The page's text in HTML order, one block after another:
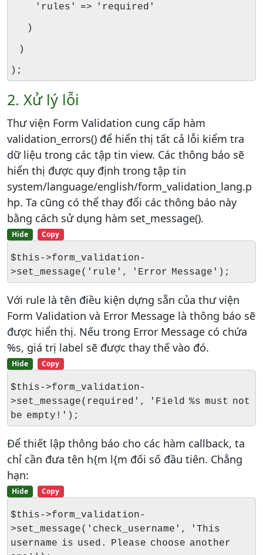
'rules' => 'required'
)
)
);
2. Xử lý lỗi
Thư viện Form Validation cung cấp hàm
validation_errors() để hiển thị tất cả lỗi kiểm tra
dữ liệu trong các tập tin view. Các thông báo sẽ
hiển thị được quy định trong tập tin
system/language/english/form_validation_lang.p
hp. Ta cũng có thể thay đổi các thông báo này
bằng cách sử dụng hàm set_message().
Hide Copy
$this->form_validation-
>set_message('rule', 'Error Message');
Với rule là tên điều kiện dựng sẵn của thư viện
Form Validation và Error Message là thông báo sẽ
được hiển thị. Nếu trong Error Message có chứa
%s, giá trị label sẽ được thay thế vào đó.
Hide Copy
$this->form_validation-
>set_message(required', 'Field %s must not
be empty!');
Để thiết lập thông báo cho các hàm callback, ta
chỉ cần đưa tên h{m l{m đối số đầu tiên. Chẳng
hạn:
Hide Copy
$this->form_validation-
>set_message('check_username', 'This
username is used. Please choose another